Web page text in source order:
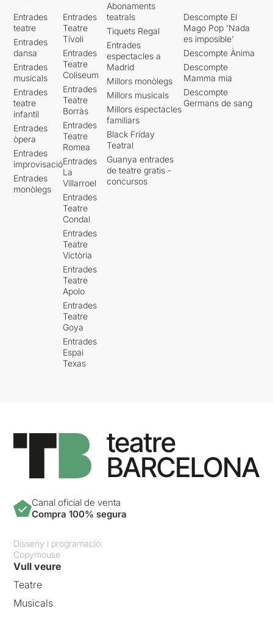
Entrades
teatre
Entrades
dansa
Entrades
musicals
Entrades
teatre
infantil
Entrades
òpera
Entrades
improvisació
Entrades
monòlegs
Entrades
Teatre
Tívoli
Entrades
Teatre
Coliseum
Entrades
Teatre
Borràs
Entrades
Teatre
Romea
Entrades
La
Villarroel
Entrades
Teatre
Condal
Entrades
Teatre
Victòria
Entrades
Teatre
Apolo
Entrades
Teatre
Goya
Entrades
Espai
Texas
Abonaments
teatrals
Tiquets Regal
Entrades
espectacles a
Madrid
Millors monòlegs
Millors musicals
Millors espectacles
familiars
Black Friday
Teatral
Guanya entrades
de teatre gratis -
concursos
Descompte El
Mago Pop 'Nada
es imposible'
Descompte Ànima
Descompte
Mamma mia
Descompte
Germans de sang
Canal oficial de venta
Compra 100% segura
Disseny i programació:
Copymouse
Vull veure
Teatre
Musicals